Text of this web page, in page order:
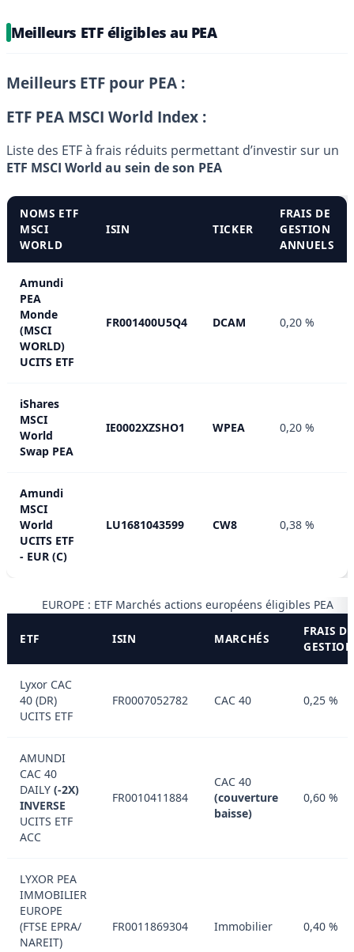
Meilleurs ETF éligibles au PEA
Meilleurs ETF pour PEA :
ETF PEA MSCI World Index :
Liste des ETF à frais réduits permettant d’investir sur un
ETF MSCI World au sein de son PEA
NOMS ETF
MSCI
WORLD
ISIN TICKER
FRAIS DE
GESTION
ANNUELS
Amundi
PEA
Monde
(MSCI
WORLD)
UCITS ETF
FR001400U5Q4 DCAM 0,20 %
iShares
MSCI
World
Swap PEA
IE0002XZSHO1 WPEA 0,20 %
Amundi
MSCI
World
UCITS ETF
- EUR (C)
LU1681043599 CW8 0,38 %
EUROPE : ETF Marchés actions européens éligibles PEA
ETF ISIN MARCHÉS
FRAIS DE
GESTION
Lyxor CAC
40 (DR)
UCITS ETF
FR0007052782 CAC 40 0,25 %
AMUNDI
CAC 40
DAILY (-2X)
INVERSE
UCITS ETF
ACC
FR0010411884
CAC 40
(couverture
baisse)
0,60 %
LYXOR PEA
IMMOBILIER
EUROPE
(FTSE EPRA​ /​
NAREIT)
FR0011869304 Immobilier 0,40 %